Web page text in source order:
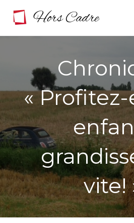
« Profitez-
vite!